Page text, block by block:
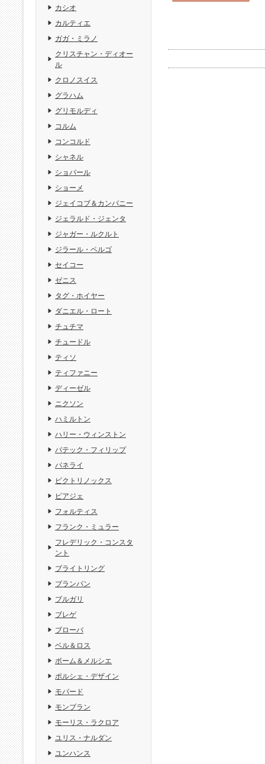
カシオ
カルティエ
ガガ・ミラノ
クリスチャン・ディオー
ル
クロノスイス
グラハム
グリモルディ
コルム
コンコルド
シャネル
ショパール
ショーメ
ジェイコブ＆カンパニー
ジェラルド・ジェンタ
ジャガー・ルクルト
ジラール・ペルゴ
セイコー
ゼニス
タグ・ホイヤー
ダニエル・ロート
チュチマ
チュードル
ティソ
ティファニー
ディーゼル
ニクソン
ハミルトン
ハリー・ウィンストン
パテック・フィリップ
パネライ
ビクトリノックス
ピアジェ
フォルティス
フランク・ミュラー
フレデリック・コンスタ
ント
ブライトリング
ブランパン
ブルガリ
ブレゲ
ブローバ
ベル＆ロス
ボーム＆メルシエ
ポルシェ・デザイン
モバード
モンブラン
モーリス・ラクロア
ユリス・ナルダン
ユンハンス